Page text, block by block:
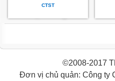
CTST
©2008-2017
Đơn vị chủ quản: Công ty